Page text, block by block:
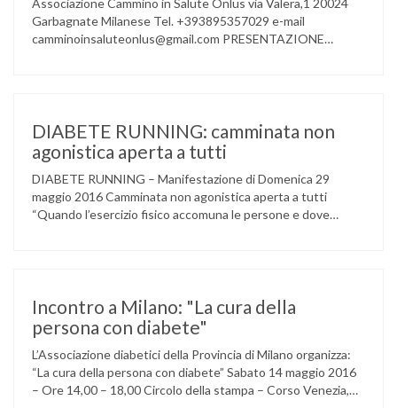
Associazione Cammino in Salute Onlus via Valera,1 20024
Garbagnate Milanese Tel. +393895357029 e-mail
camminoinsaluteonlus@gmail.com PRESENTAZIONE
gruppo musicale GROOVY LEMONS di PREGNANA
MILANESE. L’ Associazione …
DIABETE RUNNING: camminata non
agonistica aperta a tutti
DIABETE RUNNING – Manifestazione di Domenica 29
maggio 2016 Camminata non agonistica aperta a tutti
“Quando l’esercizio fisico accomuna le persone e dove
Incontro a Milano: "La cura della
persona con diabete"
L’Associazione diabetici della Provincia di Milano organizza:
“La cura della persona con diabete” Sabato 14 maggio 2016
– Ore 14,00 – 18,00 Circolo della stampa – Corso Venezia,